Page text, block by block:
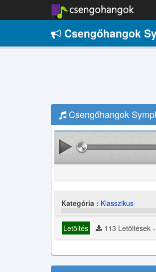
Csengőhangok
Csengőhangok
Kategória : Klasszikus
Letöltés 113 Letöltések -